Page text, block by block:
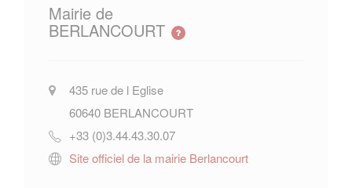
Mairie de
BERLANCOURT
435 rue de l Eglise
60640 BERLANCOURT
+33 (0)3.44.43.30.07
Site officiel de la mairie Berlancourt